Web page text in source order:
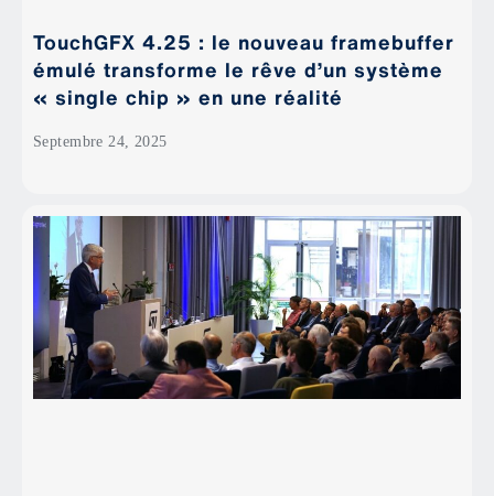
TouchGFX 4.25 : le nouveau framebuffer
émulé transforme le rêve d’un système
« single chip » en une réalité
Septembre 24, 2025